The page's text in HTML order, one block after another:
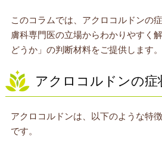
このコラムでは、アクロコルドンの
膚科専門医の立場からわかりやすく
どうか」の判断材料をご提供します。
アクロコルドンの症
アクロコルドンは、以下のような特
です。